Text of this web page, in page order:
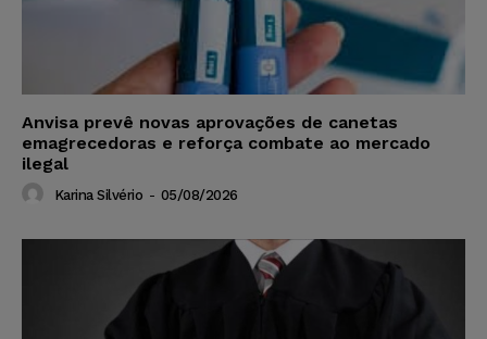
Anvisa prevê novas aprovações de canetas
emagrecedoras e reforça combate ao mercado
ilegal
Karina Silvério - 05/08/2026